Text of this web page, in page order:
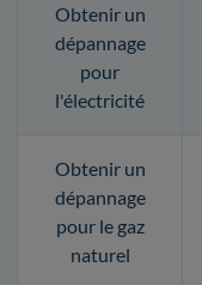
Obtenir un
dépannage
pour
l'électricité
Obtenir un
dépannage
pour le gaz
naturel